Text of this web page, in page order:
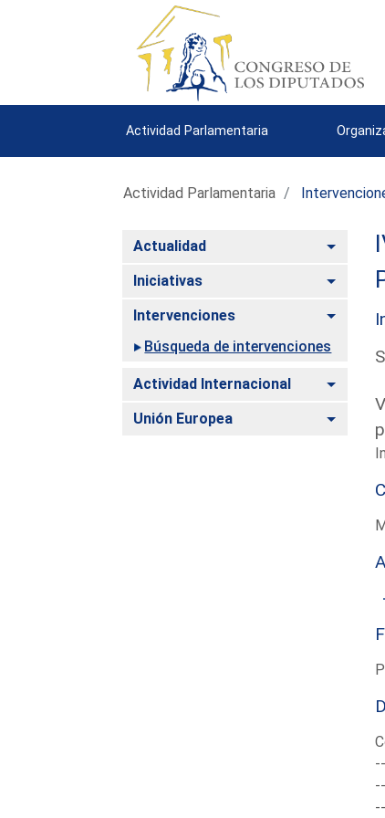
Actividad Parlamentaria
Actividad Parlamentaria
Actualidad
Iniciativas
Intervenciones
Búsqueda de intervenciones
Actividad Internacional Alternar
Unión Europea Alternar